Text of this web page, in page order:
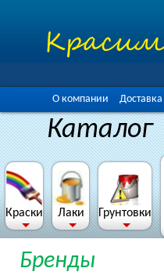
О компании Доставка
Каталог
Краски Лаки Грунтовки
Бренды